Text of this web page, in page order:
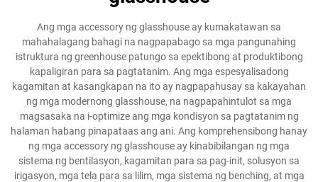
Ang mga accessory ng glasshouse ay kumakatawan sa
mahahalagang bahagi na nagpapabago sa mga pangunahing
istruktura ng greenhouse patungo sa epektibong at produktibong
kapaligiran para sa pagtatanim. Ang mga espesyalisadong
kagamitan at kasangkapan na ito ay nagpapahusay sa kakayahan
ng mga modernong glasshouse, na nagpapahintulot sa mga
magsasaka na i-optimize ang mga kondisyon sa pagtatanim ng
halaman habang pinapataas ang ani. Ang komprehensibong hanay
ng mga accessory ng glasshouse ay kinabibilangan ng mga
sistema ng bentilasyon, kagamitan para sa pag-init, solusyon sa
irigasyon, mga tela para sa lilim, mga sistema ng benching, at mga